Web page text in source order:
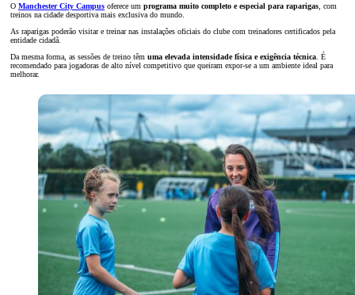
O Manchester City Campus oferece um programa muito completo e especial para raparigas , com
treinos na cidade desportiva mais exclusiva do mundo.
As raparigas poderão visitar e treinar nas instalações oficiais do clube com treinadores certificados pela
entidade cidadã.
Da mesma forma, as sessões de treino têm uma elevada intensidade física e exigência técnica . É
recomendado para jogadoras de alto nível competitivo que queiram expor-se a um ambiente ideal para
melhorar.